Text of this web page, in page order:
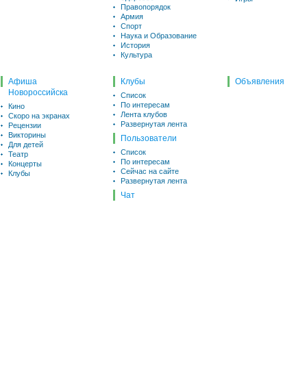
Правопорядок
Армия
Спорт
Наука и Образование
История
Культура
Афиша
Новороссийска
Кино
Скоро на экранах
Рецензии
Викторины
Для детей
Театр
Концерты
Клубы
Клубы
Список
По интересам
Лента клубов
Развернутая лента
Пользователи
Список
По интересам
Сейчас на сайте
Развернутая лента
Чат
Объявления